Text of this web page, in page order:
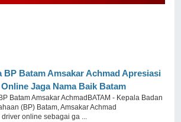
BP Batam Amsakar Achmad Apresiasi
Jaga Nama Baik Batam
Batam Amsakar AchmadBATAM - Kepala Badan
(BP) Batam, Amsakar Achmad
online sebagai ga ...